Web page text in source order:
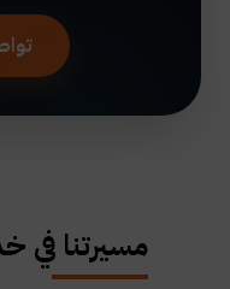
مسيرتنا في